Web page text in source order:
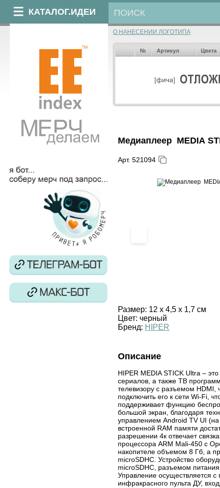
КАТАЛОГ.ИДЕИ
О НАНЕСЕНИИ ЛОГОТИПА
№ Артикул Цвета
Медиаплеер MEDIA
Арт. 521094
Размер: 12 х 4,5 х 1,7 см
Цвет: черный
Бренд: HIPER
Описание
HIPER MEDIA STICK Ultra –
сериалов, а также ТВ
телевизору с разъемом
подключить его к сети Wi-Fi,
поддерживает функцию
большой экран, благодаря
управлением Android TV UI
встроенной RAM памяти
разрешении 4к отвечает
процессора ARM Mali-450 c
накопителе объемом 8 Гб, а
microSDHC. Устройство
microSDHC, разъемом
Управление осуществляется
инфракрасного пульта ДУ,